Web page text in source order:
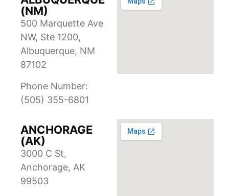
(NM)
500 Marquette Ave
NW, Ste 1200,
Albuquerque, NM
87102
Phone Number:
(505) 355-6801
ANCHORAGE
(AK)
3000 C St,
Anchorage, AK
99503